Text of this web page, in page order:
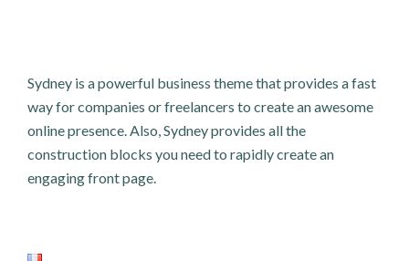
Sydney is a powerful business theme that provides a fast
way for companies or freelancers to create an awesome
online presence. Also, Sydney provides all the
construction blocks you need to rapidly create an
engaging front page.